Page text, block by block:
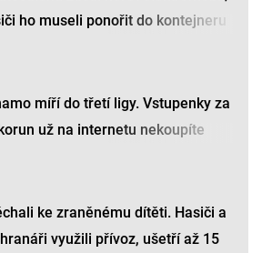
ho museli ponořit do kontejneru
míří do třetí ligy. Vstupenky za
už na internetu nekoupíte
ke zraněnému dítěti. Hasiči a
využili přívoz, ušetří až 15